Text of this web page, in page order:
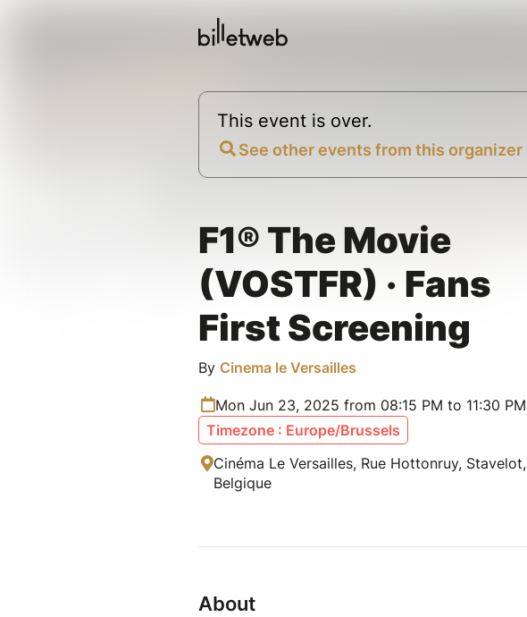
This event is over.
See other events from this organizer
F1® The Movie
(VOSTFR) · Fans
First Screening
By Cinema le Versailles
Mon Jun 23, 2025 from 08:15 PM to 11:30 PM
Timezone : Europe/Brussels
Cinéma Le Versailles, Rue Hottonruy, Stavelot,
Belgique
About